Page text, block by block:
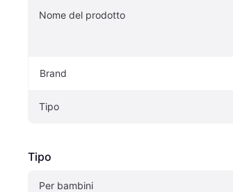
Nome del prodotto
Brand
Tipo
Tipo
Per bambini